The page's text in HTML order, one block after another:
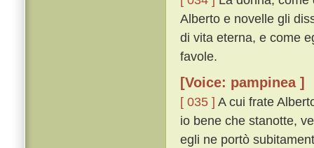
Alberto e novelle gli
di vita eterna, e come
favole.
[Voice: pampinea ]
[ 035 ] A cui frate
io bene che stanotte,
egli ne portò